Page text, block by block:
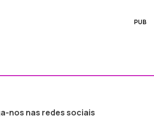
PUB
nos nas redes sociais